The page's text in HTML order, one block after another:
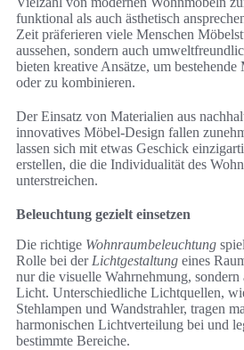
funktional als auch ästhetisch
Zeit präferieren viele Menschen
aussehen, sondern auch
bieten kreative Ansätze, um bestehende
oder zu kombinieren.
Der Einsatz von Materialien aus
innovatives Möbel-Design fallen
lassen sich mit etwas Geschick
erstellen, die die Individualität des
unterstreichen.
Beleuchtung gezielt einsetzen
Die richtige Wohnraumbeleuchtung
Rolle bei der Lichtgestaltung eines
nur die visuelle Wahrnehmung,
Licht. Unterschiedliche Lichtquellen,
Stehlampen und Wandstrahler, tragen
harmonischen Lichtverteilung bei und
bestimmte Bereiche.